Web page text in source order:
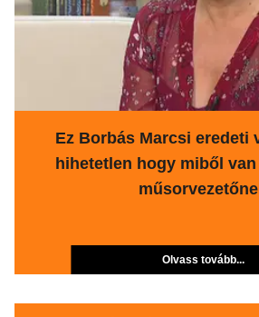
Ez Borbás Marcsi eredeti
hihetetlen hogy miből
Olvass tovább...